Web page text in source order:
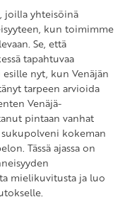
joilla yhteisöinä
kun toimimme
Se, että
tapahtuvaa
nyt, kun Venäjän
tarpeen arvioida
Venäjä-
pintaan vanhat
kokeman
Tässä ajassa on
mielikuvitusta ja luo